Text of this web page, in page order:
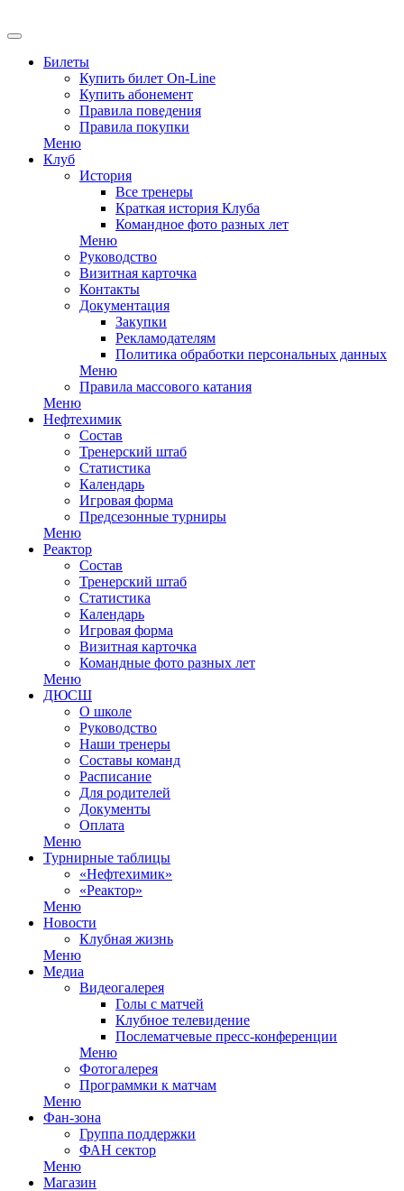
Билеты
Купить билет On-Line
Купить абонемент
Правила поведения
Правила покупки
Меню
Клуб
История
Все тренеры
Краткая история Клуба
Командное фото разных лет
Меню
Руководство
Визитная карточка
Контакты
Документация
Закупки
Рекламодателям
Политика обработки персональных данных
Меню
Правила массового катания
Меню
Нефтехимик
Состав
Тренерский штаб
Статистика
Календарь
Игровая форма
Предсезонные турниры
Меню
Реактор
Состав
Тренерский штаб
Статистика
Календарь
Игровая форма
Визитная карточка
Командные фото разных лет
Меню
ДЮСШ
О школе
Руководство
Наши тренеры
Составы команд
Расписание
Для родителей
Документы
Оплата
Меню
Турнирные таблицы
«Нефтехимик»
«Реактор»
Меню
Новости
Клубная жизнь
Меню
Медиа
Видеогалерея
Голы с матчей
Клубное телевидение
Послематчевые пресс-конференции
Меню
Фотогалерея
Программки к матчам
Меню
Фан-зона
Группа поддержки
ФАН сектор
Меню
Магазин